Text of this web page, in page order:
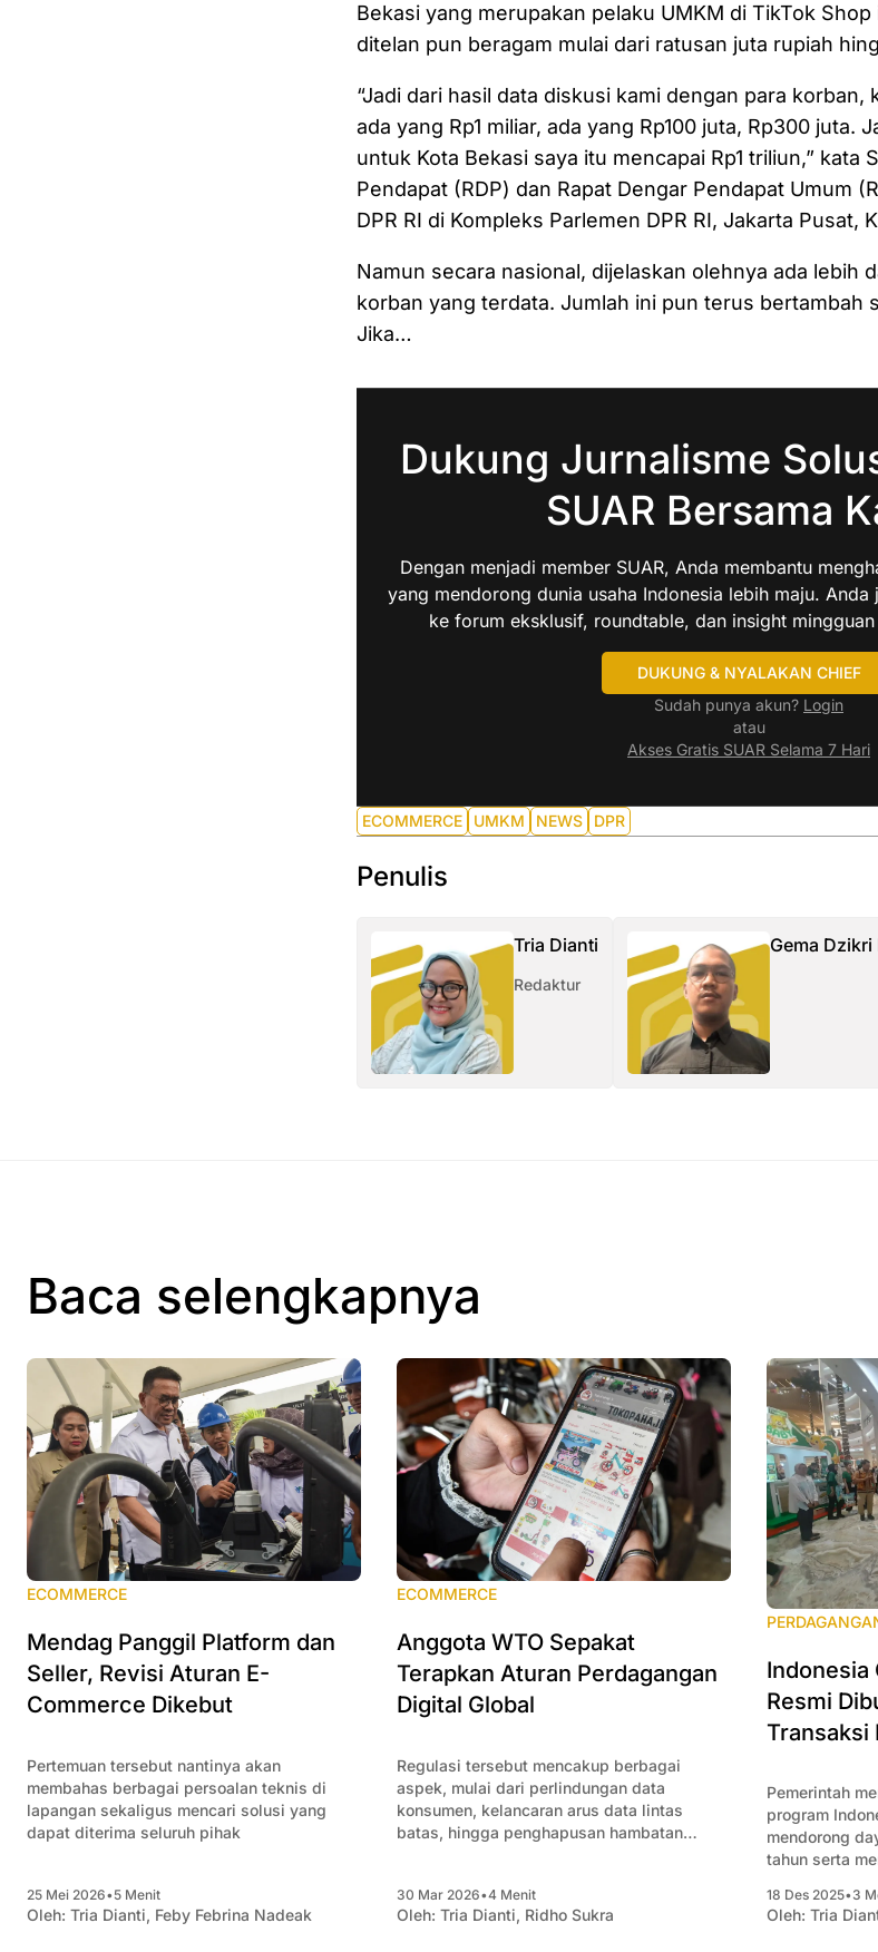
Bekasi yang merupakan pelaku UMKM di TikTok
ditelan pun beragam mulai dari ratusan juta rupiah
“Jadi dari hasil data diskusi kami dengan para
ada yang Rp1 miliar, ada yang Rp100 juta, Rp300 juta.
untuk Kota Bekasi saya itu mencapai Rp1 triliun,” kata
Pendapat (RDP) dan Rapat Dengar Pendapat Umum
DPR RI di Kompleks Parlemen DPR RI, Jakarta Pusat,
Namun secara nasional, dijelaskan olehnya ada lebih
korban yang terdata. Jumlah ini pun terus bertambah
Jika…
Dukung Jurnalisme
SUAR Bersama
Dengan menjadi member SUAR, Anda membantu
yang mendorong dunia usaha Indonesia lebih maju. Anda
ke forum eksklusif, roundtable, dan insight
DUKUNG & NYALAKAN CHIEF
Sudah punya akun? Login
atau
Akses Gratis SUAR Selama 7 Hari
ECOMMERCE UMKM NEWS DPR
Penulis
Tria Dianti
Redaktur
Gema Dzikri
Baca selengkapnya
ECOMMERCE
Mendag Panggil Platform dan
Seller, Revisi Aturan E-
Commerce Dikebut
Pertemuan tersebut nantinya akan
membahas berbagai persoalan teknis di
lapangan sekaligus mencari solusi yang
dapat diterima seluruh pihak
25 Mei 2026•5 Menit
Oleh: Tria Dianti, Feby Febrina Nadeak
ECOMMERCE
Anggota WTO Sepakat
Terapkan Aturan Perdagangan
Digital Global
Regulasi tersebut mencakup berbagai
aspek, mulai dari perlindungan data
konsumen, kelancaran arus data lintas
batas, hingga penghapusan hambatan
30 Mar 2026•4 Menit
Oleh: Tria Dianti, Ridho Sukra
Indonesia
Resmi
Transaksi
Pemerintah
program
mendorong
tahun serta
18 Des 2025•3
Oleh: Tria